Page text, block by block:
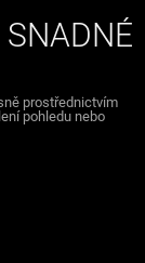
prostřednictvím
pohledu nebo